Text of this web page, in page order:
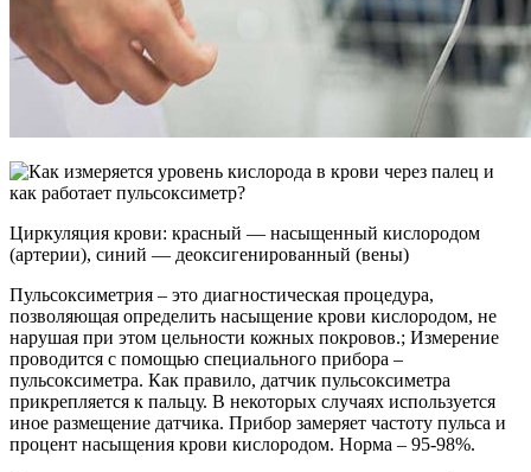
Циркуляция крови: красный — насыщенный кислородом
(артерии), синий — деоксигенированный (вены)
Пульсоксиметрия – это диагностическая процедура,
позволяющая определить насыщение крови кислородом, не
нарушая при этом цельности кожных покровов.; Измерение
проводится с помощью специального прибора –
пульсоксиметра. Как правило, датчик пульсоксиметра
прикрепляется к пальцу. В некоторых случаях используется
иное размещение датчика. Прибор замеряет частоту пульса и
процент насыщения крови кислородом. Норма – 95-98%.